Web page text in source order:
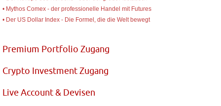
• Mythos Comex - der professionelle Handel mit Futures
• Der US Dollar Index - Die Formel, die die Welt bewegt
Premium Portfolio Zugang
Crypto Investment Zugang
Live Account & Devisen